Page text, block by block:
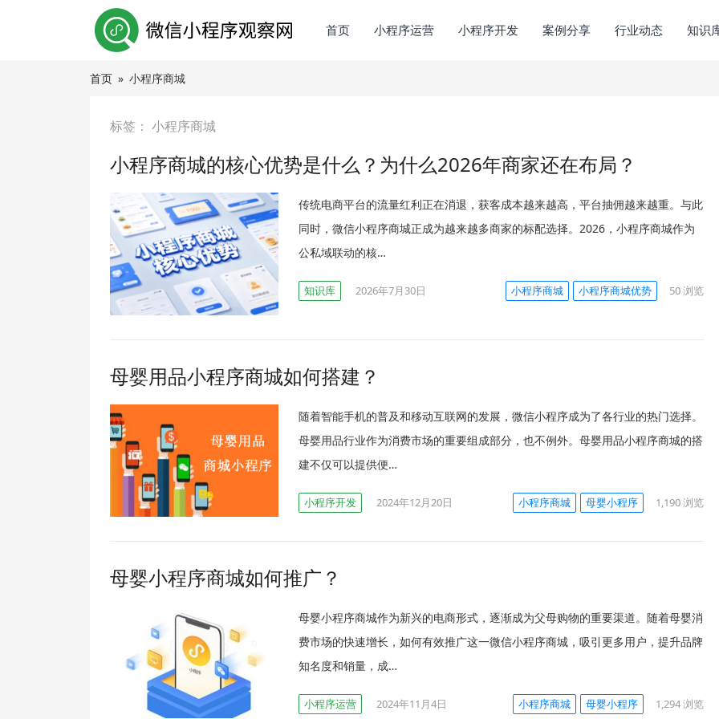
首页 小程序运营 小程序开发 案例分享 行业动态 知识
首页 » 小程序商城
标签： 小程序商城
小程序商城的核心优势是什么？为什么2026年商家还在布局？
传统电商平台的流量红利正在消退，获客成本越来越高，平台抽佣越来越重。与此
同时，微信小程序商城正成为越来越多商家的标配选择。2026，小程序商城作为
公私域联动的核…
知识库 2026年7月30日 小程序商城 小程序商城优势 50浏览
母婴用品小程序商城如何搭建？
随着智能手机的普及和移动互联网的发展，微信小程序成为了各行业的热门选择。
母婴用品行业作为消费市场的重要组成部分，也不例外。母婴用品小程序商城的搭
建不仅可以提供便…
小程序开发 2024年12月20日 小程序商城 母婴小程序 1,190浏览
母婴小程序商城如何推广？
母婴小程序商城作为新兴的电商形式，逐渐成为父母购物的重要渠道。随着母婴消
费市场的快速增长，如何有效推广这一微信小程序商城，吸引更多用户，提升品牌
知名度和销量，成…
小程序运营 2024年11月4日 小程序商城 母婴小程序 1,294浏览